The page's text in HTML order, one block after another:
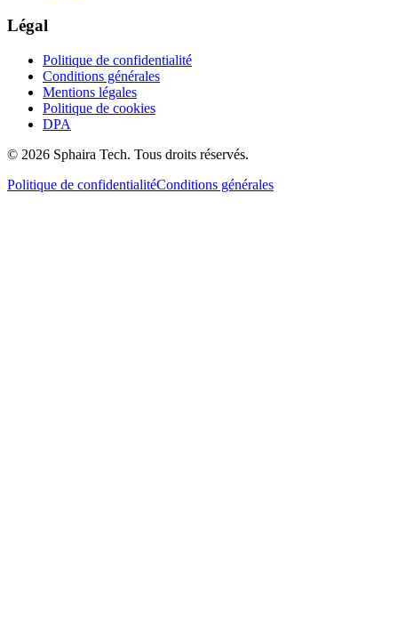
Légal
Politique de confidentialité
Conditions générales
Mentions légales
Politique de cookies
DPA
© 2026 Sphaira Tech. Tous droits réservés.
Politique de confidentialitéConditions générales